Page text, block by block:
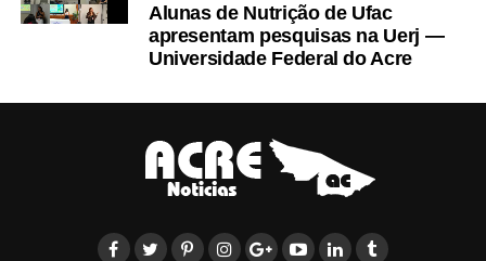
Alunas de Nutrição de Ufac
apresentam pesquisas na Uerj —
Universidade Federal do Acre